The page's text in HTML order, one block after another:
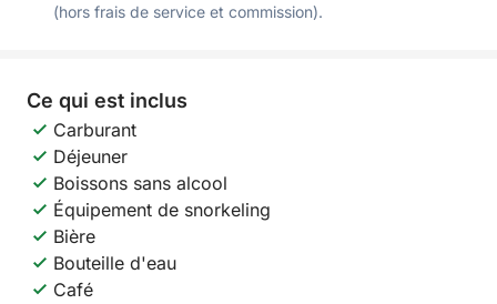
(hors frais de service et commission).
Ce qui est inclus
Carburant
Déjeuner
Boissons sans alcool
Équipement de snorkeling
Bière
Bouteille d'eau
Café